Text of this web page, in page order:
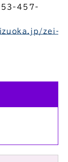
053-457-
zei-